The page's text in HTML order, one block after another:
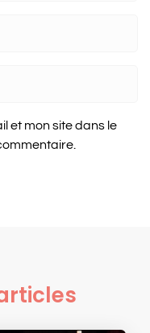
et mon site dans le